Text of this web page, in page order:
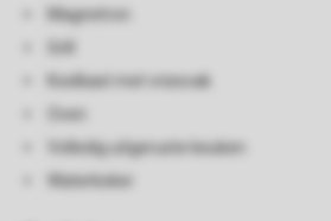
Magnetron
Koelkast met vriesvak
Oven
Volledig uitgeruste keuken
Waterkoker